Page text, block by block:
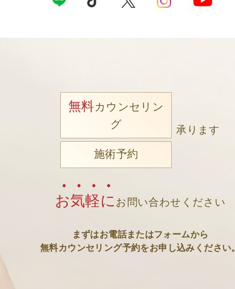
無料カウンセリン
グ
施術予約
承ります
お気軽に お問い合わせください
まずはお電話またはフォームから
無料カウンセリング予約をお申し込みください。